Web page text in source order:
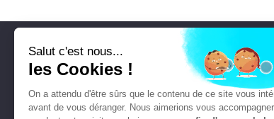
NOUS SUIVRE
Instagram
Salut c'est nous...
les Cookies !
On a attendu d'être sûrs que le contenu de ce site vous
avant de vous déranger. Nous aimerions vous accompagner